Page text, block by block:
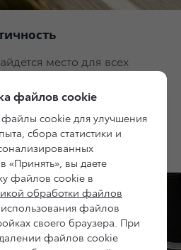
место для всех
салон
и семь мест, что
идеальным вариантом
и длительных
дружной компанией.
файлов cookie
файлы cookie для улучшения
сбора статистики и
вы даете
файлов cookie в
обработки файлов
использования файлов
своего браузера. При
файлов cookie